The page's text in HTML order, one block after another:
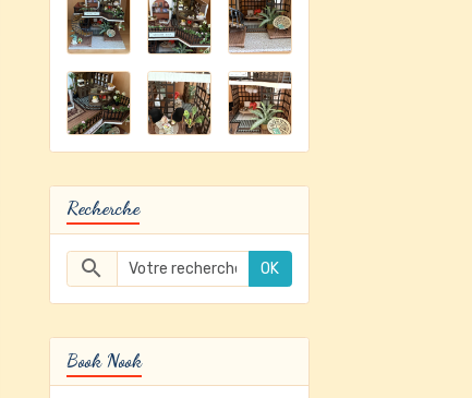
Recherche
OK
Book Nook